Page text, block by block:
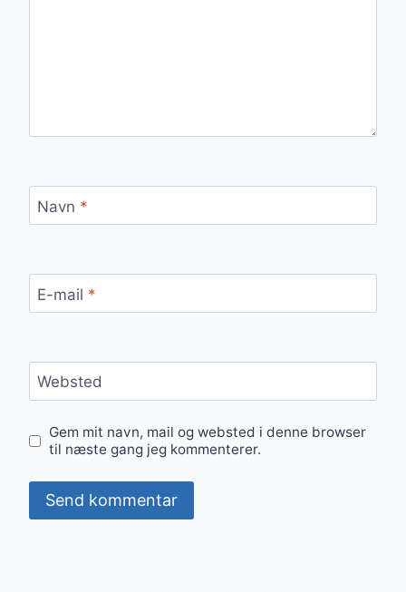
Navn *
E-mail *
Websted
Gem mit navn, mail og websted i denne browser
til næste gang jeg kommenterer.